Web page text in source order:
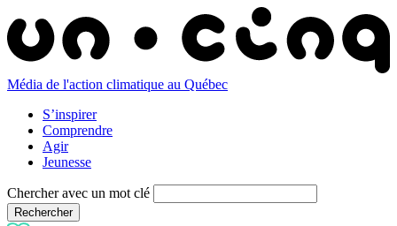
Média de l'action climatique au Québec
S’inspirer
Comprendre
Agir
Jeunesse
Chercher avec un mot clé
Rechercher